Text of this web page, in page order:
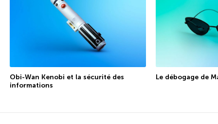
Obi-Wan Kenobi et la sécurité des
informations
Le débogage de